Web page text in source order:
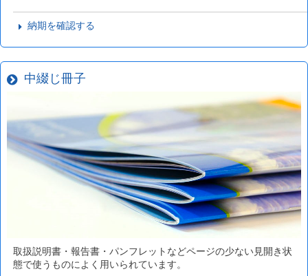
納期を確認する
中綴じ冊子
取扱説明書・報告書・パンフレットなどページの少ない見開き状
態で使うものによく用いられています。